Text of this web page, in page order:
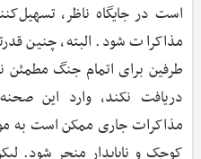
است در جایگاه ناظر،
مذاکرات شود. البته، چنین
طرفین برای اتمام جنگ مطمئن
دریافت نکند، وارد این
مذاکرات جاری ممکن است به
کوچک و ناپایدار منجر شود.